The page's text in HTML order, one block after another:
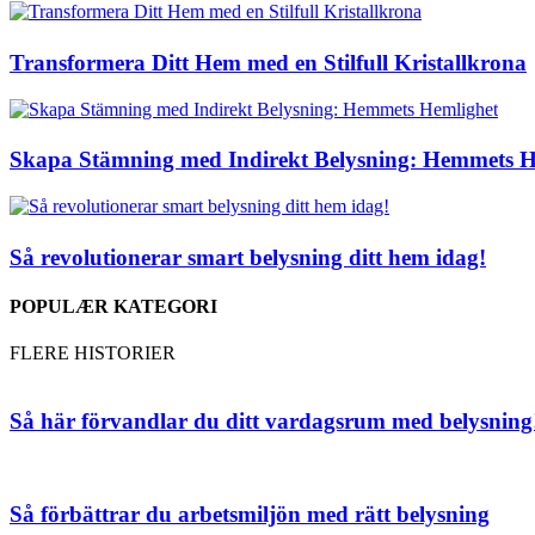
Transformera Ditt Hem med en Stilfull Kristallkrona
Skapa Stämning med Indirekt Belysning: Hemmets
Så revolutionerar smart belysning ditt hem idag!
POPULÆR KATEGORI
FLERE HISTORIER
Så här förvandlar du ditt vardagsrum med
Så förbättrar du arbetsmiljön med rätt belysning